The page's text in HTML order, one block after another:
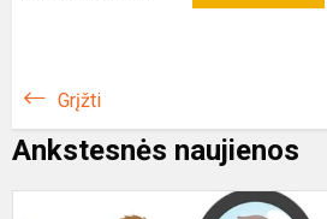
Grįžti
Ankstesnės naujienos